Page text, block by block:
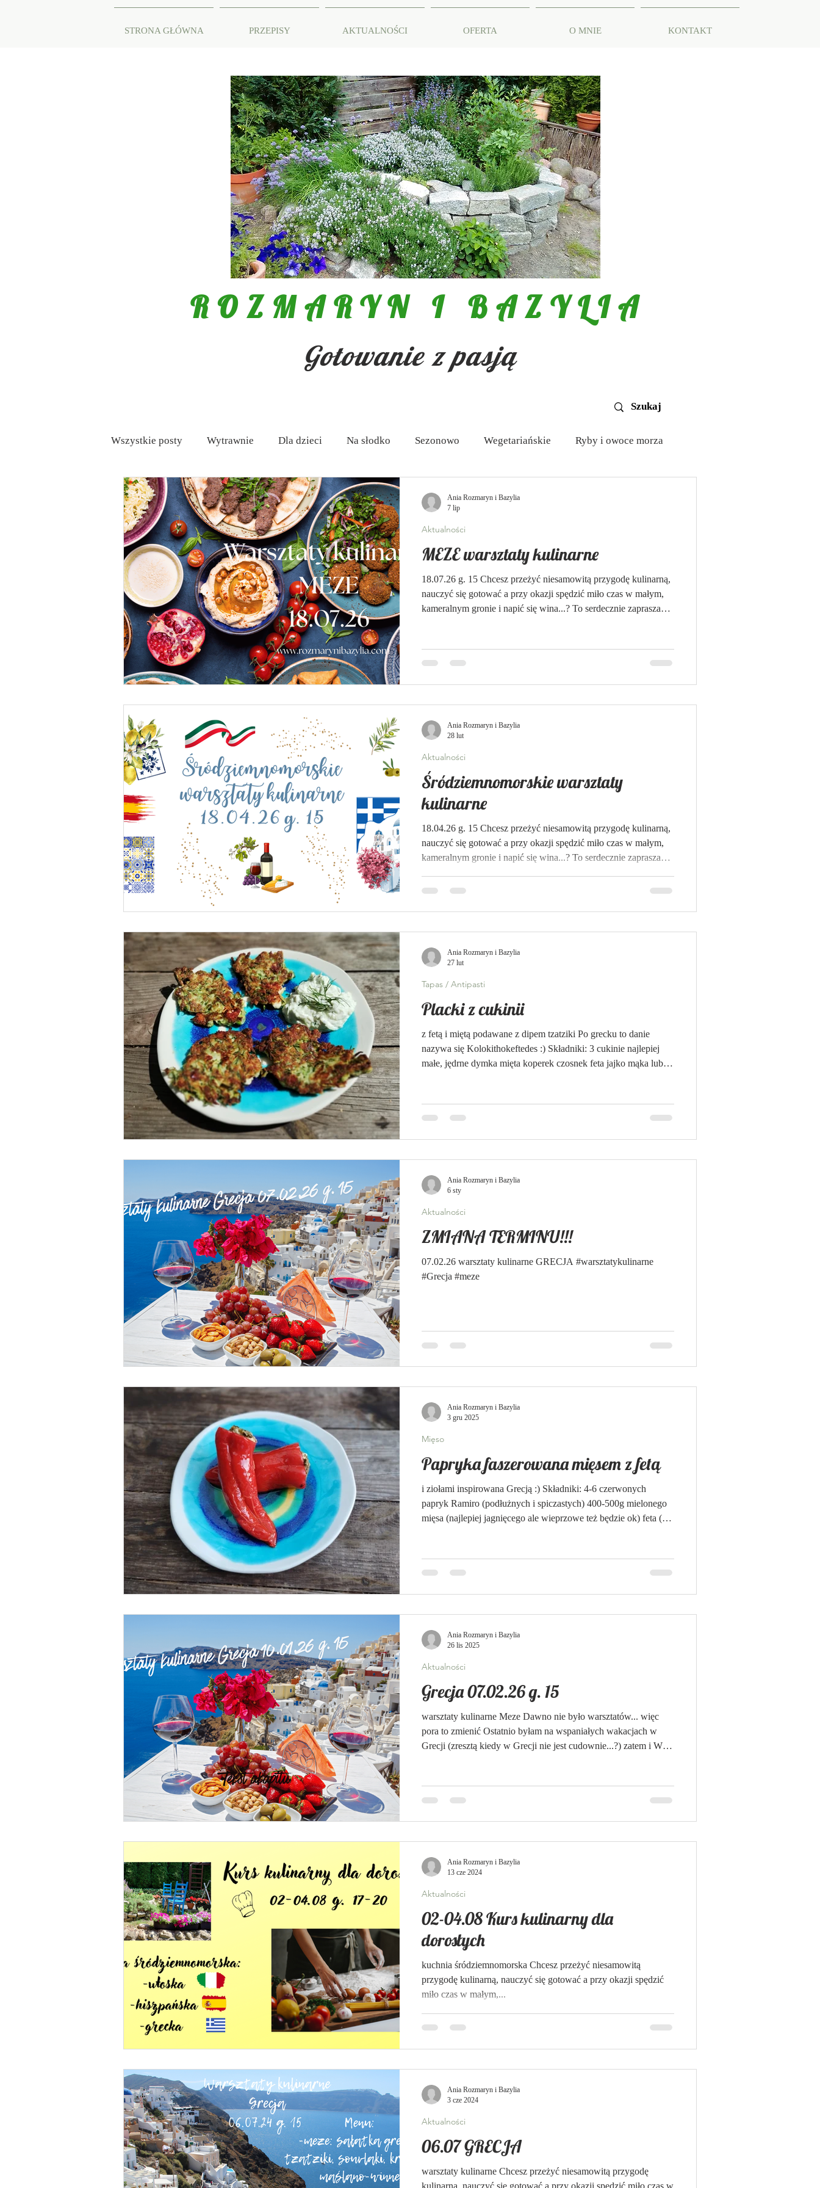
STRONA GŁÓWNA PRZEPISY AKTUALNOŚCI OFERTA O MNIE KONTAKT
ROZMARYN I BAZYLIA
Gotowanie z pasją
Wszystkie posty Wytrawnie Dla dzieci Na słodko Sezonowo Wegetariańskie Ryby i owoce morza
Mięso Porady Tapas / Antipasti Zupy Aktualności
MEZE warsztaty kulinarne
18.07.26 g. 15 Chcesz przeżyć niesamowitą przygodę kulinarną,
nauczyć się gotować a przy okazji spędzić miło czas w małym,
kameralnym gronie i napić się wina...? To serdecznie zapraszam
Wschód MEZE, czyli nic innego jak przystawki. Jest lato, więc
świetnie nadadzą się na wieczór (na tarasie) z kieliszkiem wina i
Aktualności
Ania Rozmaryn i Bazylia
7 lip
Śródziemnomorskie warsztaty
kulinarne
18.04.26 g. 15 Chcesz przeżyć niesamowitą przygodę kulinarną,
nauczyć się gotować a przy okazji spędzić miło czas w małym,
kameralnym gronie i napić się wina...? To serdecznie zapraszam
Hiszpanii i Grecji jednocześnie, gdzie zgłębimy tajniki kuchni
przepyszne owoce morza i wino oraz SJESTA oczywi
Aktualności
Ania Rozmaryn i Bazylia
28 lut
Placki z cukinii
z fetą i miętą podawane z dipem tzatziki Po grecku to danie
nazywa się Kolokithokeftedes :) Składniki: 3 cukinie najlepiej
małe, jędrne dymka mięta koperek czosnek feta jajko mąka lub
ogórek jogurt grecki lub bałkański (Maluta) czosnek sól, pieprz
oliwa z oliwek Cukinię umyj i zetrzyj na tarce na grubych
Tapas / Antipasti
Ania Rozmaryn i Bazylia
27 lut
ZMIANA TERMINU!!!
07.02.26 warsztaty kulinarne GRECJA #warsztatykulinarne
#Grecja #meze
Aktualności
Ania Rozmaryn i Bazylia
6 sty
Papryka faszerowana mięsem z fetą
i ziołami inspirowana Grecją :) Składniki: 4-6 czerwonych
papryk Ramiro (podłużnych i spiczastych) 400-500g mielonego
mięsa (najlepiej jagnięcego ale wieprzowe też będzie ok) feta (ok
czosnku oliwa z oliwek białe wino (opcjonalnie) Rozgrzej
piekarnik do 180 stopni i przygotuj żeliwny garnek lub naczynie
Mięso
Ania Rozmaryn i Bazylia
3 gru 2025
Grecja 07.02.26 g. 15
warsztaty kulinarne Meze Dawno nie było warsztatów... więc
pora to zmienić Ostatnio byłam na wspaniałych wakacjach w
Grecji (zresztą kiedy w Grecji nie jest cudownie...?) zatem i Was
winie Chcesz spróbować...? To na co czekasz...? Kup bilet i
wbijaj na imprezę :) Menu meze: - sałatka grecka, - tzatziki, -
marynowane oliwki, - souvlaki (szaszłyki), - koft
Aktualności
Ania Rozmaryn i Bazylia
26 lis 2025
02-04.08 Kurs kulinarny dla
dorosłych
kuchnia śródziemnomorska Chcesz przeżyć niesamowitą
przygodę kulinarną, nauczyć się gotować a przy okazji spędzić
miło czas w małym,...
Aktualności
Ania Rozmaryn i Bazylia
13 cze 2024
06.07 GRECJA
warsztaty kulinarne Chcesz przeżyć niesamowitą przygodę
kulinarną, nauczyć się gotować a przy okazji spędzić miło czas w
Aktualności
Ania Rozmaryn i Bazylia
3 cze 2024